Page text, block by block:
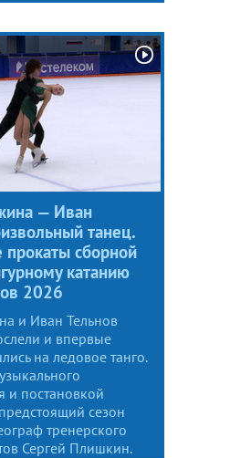
— Иван
танец.
прокаты сборной
катанию
2026
и Иван Тельнов
и впервые
на ледовое танго.
и постановкой
сезон
тренерского
Сергей Плишкин.